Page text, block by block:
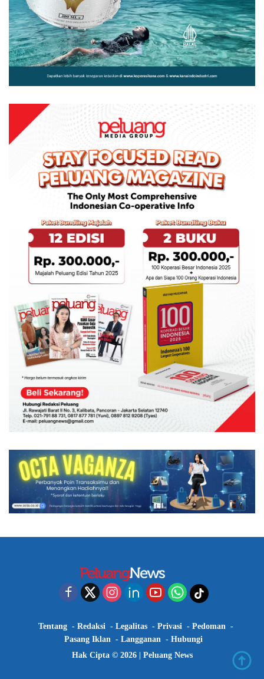
Tentang Redaksi Legalitas Privasi
Pedoman
Pasang Iklan
Langganan
Hubungi
Hak Cipta © 2026 | Peluang News